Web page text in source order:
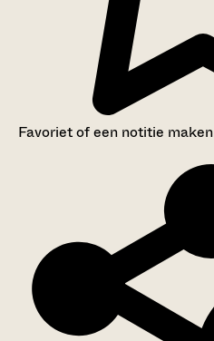
Favoriet of een notitie maken